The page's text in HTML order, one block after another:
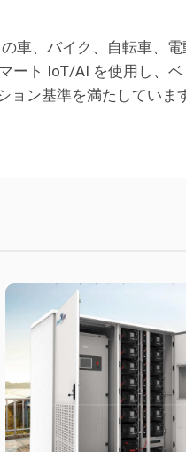
車、バイク、自転車、
ート IoT/AI を使用し、
ン基準を満たしていま